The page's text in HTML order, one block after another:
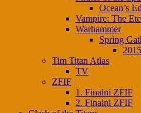
Ocean’s
Vampire: The
Warhammer
Spring
2015
Tim Titan Atlas
TV
ZFIF
1. Finalni ZFIF
2. Finalni ZFIF